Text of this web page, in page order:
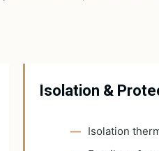
Isolation &
Isolation